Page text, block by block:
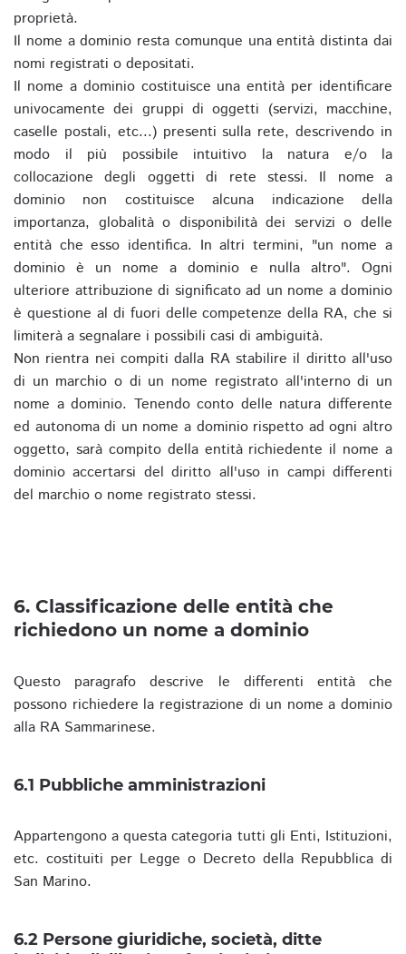
proprietà.
Il nome a dominio resta comunque una entità distinta dai
nomi registrati o depositati.
Il nome a dominio costituisce una entità per identificare
univocamente dei gruppi di oggetti (servizi, macchine,
caselle postali, etc...) presenti sulla rete, descrivendo in
modo il più possibile intuitivo la natura e/o la
collocazione degli oggetti di rete stessi. Il nome a
dominio non costituisce alcuna indicazione della
importanza, globalità o disponibilità dei servizi o delle
entità che esso identifica. In altri termini, "un nome a
dominio è un nome a dominio e nulla altro". Ogni
ulteriore attribuzione di significato ad un nome a dominio
è questione al di fuori delle competenze della RA, che si
limiterà a segnalare i possibili casi di ambiguità.
Non rientra nei compiti dalla RA stabilire il diritto all'uso
di un marchio o di un nome registrato all'interno di un
nome a dominio. Tenendo conto delle natura differente
ed autonoma di un nome a dominio rispetto ad ogni altro
oggetto, sarà compito della entità richiedente il nome a
dominio accertarsi del diritto all'uso in campi differenti
del marchio o nome registrato stessi.
6. Classificazione delle entità che
richiedono un nome a dominio
Questo paragrafo descrive le differenti entità che
possono richiedere la registrazione di un nome a dominio
alla RA Sammarinese.
6.1 Pubbliche amministrazioni
Appartengono a questa categoria tutti gli Enti, Istituzioni,
etc. costituiti per Legge o Decreto della Repubblica di
San Marino.
6.2 Persone giuridiche, società, ditte